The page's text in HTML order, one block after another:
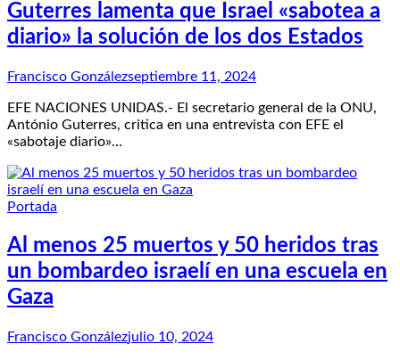
Guterres lamenta que Israel «sabotea a
diario» la solución de los dos Estados
Francisco Gonzálezseptiembre 11, 2024
EFE NACIONES UNIDAS.- El secretario general de la ONU,
António Guterres, critica en una entrevista con EFE el
«sabotaje diario»…
Portada
Al menos 25 muertos y 50 heridos tras
un bombardeo israelí en una escuela en
Gaza
Francisco Gonzálezjulio 10, 2024